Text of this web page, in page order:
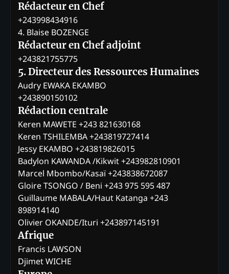
Rédacteur en Chef
+243998434916
4. Blaise BOZENGE
Rédacteur en Chef adjoint
+243821755775
5. Directeur des Ressources Humaines
Audry EWAKA EKAMBO
+243890150102
Rédaction centrale
Keren MAWETE +243 821630168
Keren TSHILEMBA +243819727414
Jessy EKAMBO +243819826015
Badylon KAWANDA /Kikwit +243982810901
Marcel Mbombo/Kasaï +243838672087
Gloire TSONGO / Beni +243 975 595 487
Guillaume MABALA/Haut Katanga +243
898914140
Olivier OKANDE/Ituri +243897145191
Afrique
Francis LAWSON
Djimet WICHE